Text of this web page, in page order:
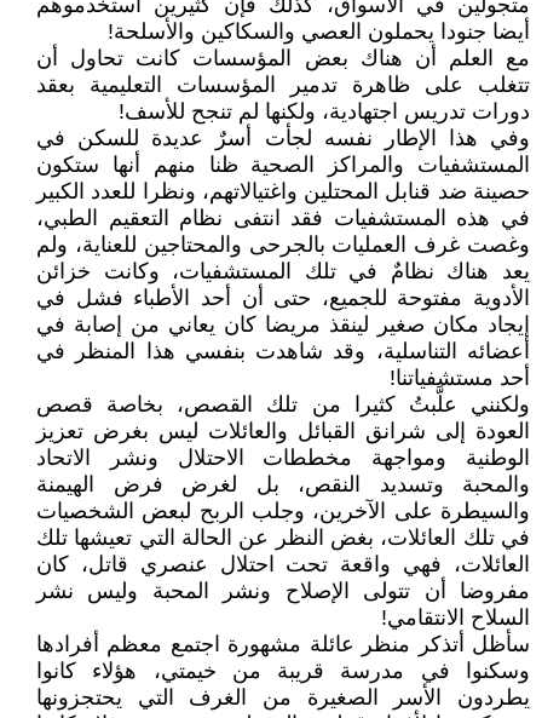
متجولين في الأسواق، كذلك فإن كثيرين استخدموهم
أيضا جنودا يحملون العصي والسكاكين والأسلحة!
مع العلم أن هناك بعض المؤسسات كانت تحاول أن
تتغلب على ظاهرة تدمير المؤسسات التعليمية بعقد
دورات تدريس اجتهادية، ولكنها لم تنجح للأسف!
وفي هذا الإطار نفسه لجأت أسرٌ عديدة للسكن في
المستشفيات والمراكز الصحية ظنا منهم أنها ستكون
حصينة ضد قنابل المحتلين واغتيالاتهم، ونظرا للعدد الكبير
في هذه المستشفيات فقد انتفى نظام التعقيم الطبي،
وغصت غرف العمليات بالجرحى والمحتاجين للعناية، ولم
يعد هناك نظامٌ في تلك المستشفيات، وكانت خزائن
الأدوية مفتوحة للجميع، حتى أن أحد الأطباء فشل في
إيجاد مكان صغير لينقذ مريضا كان يعاني من إصابة في
أعضائه التناسلية، وقد شاهدت بنفسي هذا المنظر في
أحد مستشفياتنا!
ولكنني علَّبتُ كثيرا من تلك القصص، بخاصة قصص
العودة إلى شرانق القبائل والعائلات ليس بغرض تعزيز
الوطنية ومواجهة مخططات الاحتلال ونشر الاتحاد
والمحبة وتسديد النقص، بل لغرض فرض الهيمنة
والسيطرة على الآخرين، وجلب الربح لبعض الشخصيات
في تلك العائلات، بغض النظر عن الحالة التي تعيشها تلك
العائلات، فهي واقعة تحت احتلال عنصري قاتل، كان
مفروضا أن تتولى الإصلاح ونشر المحبة وليس نشر
السلاح الانتقامي!
سأظل أتذكر منظر عائلة مشهورة اجتمع معظم أفرادها
وسكنوا في مدرسة قريبة من خيمتي، هؤلاء كانوا
يطردون الأسر الصغيرة من الغرف التي يحتجزونها